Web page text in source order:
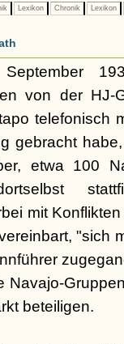
Lexikon Chronik Lexikon
von der HJ-
telefonisch
gebracht
etwa 100
mit
"sich
Navajo-
beteiligen.